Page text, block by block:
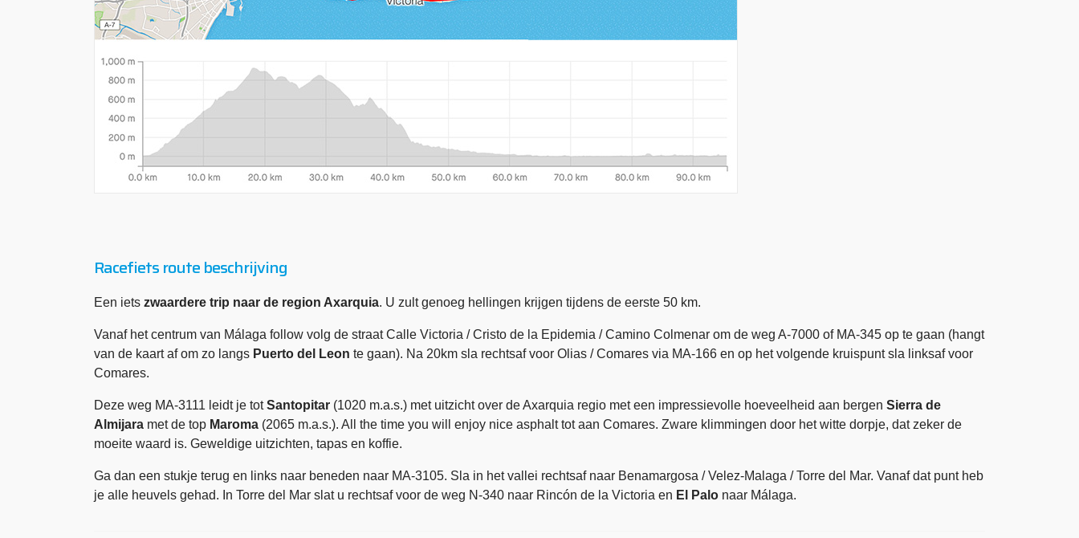
Racefiets route beschrijving
Een iets zwaardere trip naar de region Axarquia. U zult genoeg hellingen krijgen tijdens de eerste 50 km.
Vanaf het centrum van Málaga follow volg de straat Calle Victoria / Cristo de la Epidemia / Camino Colmenar om de weg A-7000 of MA-345 op te gaan (hangt
van de kaart af om zo langs Puerto del Leon te gaan). Na 20km sla rechtsaf voor Olias / Comares via MA-166 en op het volgende kruispunt sla linksaf voor
Comares.
Deze weg MA-3111 leidt je totSantopitar (1020 m.a.s.) met uitzicht over de Axarquia regio met een impressievolle hoeveelheid aan bergen Sierra de
Almijara met de top Maroma (2065 m.a.s.). All the time you will enjoy nice asphalt tot aan Comares. Zware klimmingen door het witte dorpje, dat zeker de
moeite waard is. Geweldige uitzichten, tapas en koffie.
Ga dan een stukje terug en links naar beneden naar MA-3105. Sla in het vallei rechtsaf naar Benamargosa / Velez-Malaga / Torre del Mar. Vanaf dat punt heb
je alle heuvels gehad. In Torre del Mar slat u rechtsaf voor de weg N-340 naar Rincón de la Victoria en El Palo naar Málaga.